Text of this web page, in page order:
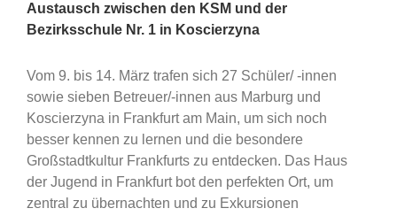
Austausch zwischen den KSM und der
Bezirksschule Nr. 1 in Koscierzyna
Vom 9. bis 14. März trafen sich 27 Schüler/ -innen
sowie sieben Betreuer/-innen aus Marburg und
Koscierzyna in Frankfurt am Main, um sich noch
besser kennen zu lernen und die besondere
Großstadtkultur Frankfurts zu entdecken. Das Haus
der Jugend in Frankfurt bot den perfekten Ort, um
zentral zu übernachten und zu Exkursionen